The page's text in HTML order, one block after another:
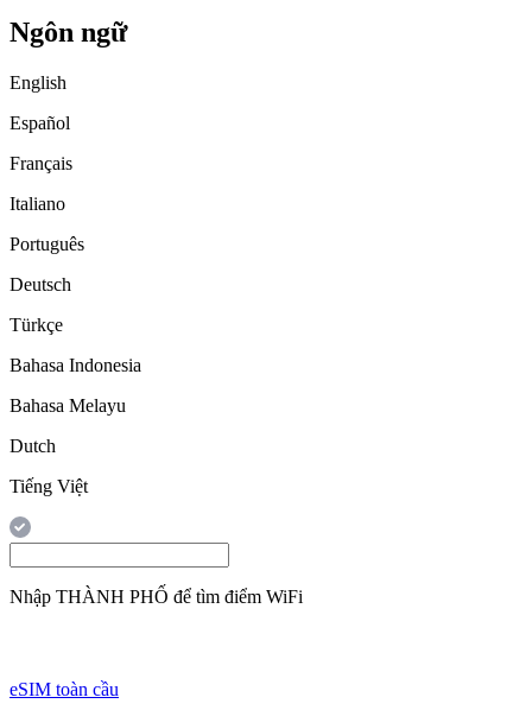
Ngôn ngữ
English
Español
Français
Italiano
Português
Deutsch
Türkçe
Bahasa Indonesia
Bahasa Melayu
Dutch
Tiếng Việt
Nhập THÀNH PHỐ để tìm điểm WiFi
eSIM toàn cầu